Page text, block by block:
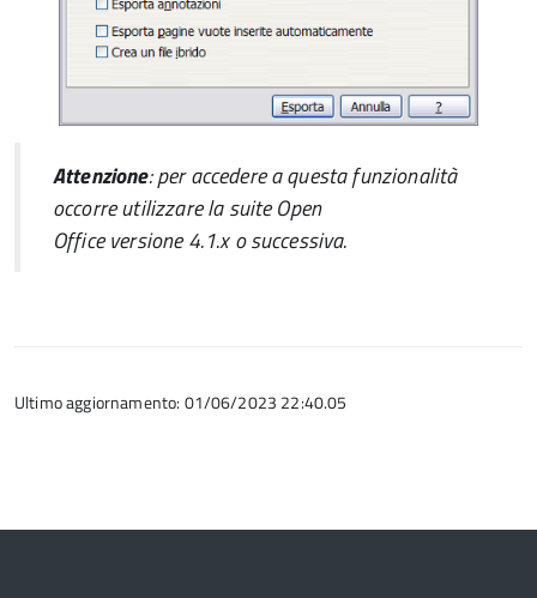
Attenzione: per accedere a questa funzionalità
occorre utilizzare la suiteOpen
Officeversione 4.1.x o successiva.
Ultimo aggiornamento: 01/06/2023 22:40.05